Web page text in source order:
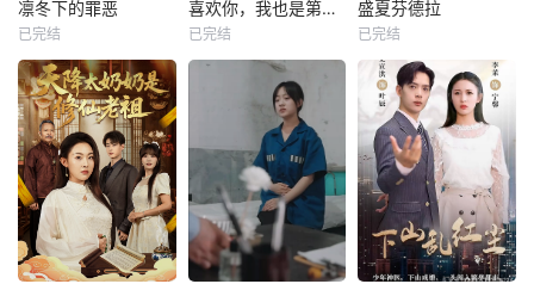
凛冬下的罪恶
已完结
喜欢你，我也是第一部
已完结
盛夏芬德拉
已完结